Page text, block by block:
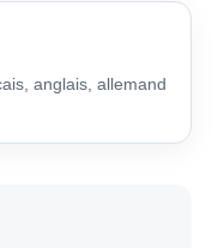
anglais, allemand